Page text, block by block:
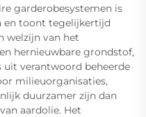
garderobesystemen is
en toont tegelijkertijd
welzijn van het
hernieuwbare grondstof,
verantwoord beheerde
milieuorganisaties,
duurzamer zijn dan
aardolie. Het